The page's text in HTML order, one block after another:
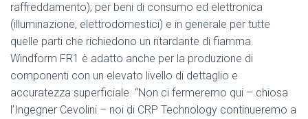
raffreddamento); per beni di consumo ed elettronica
(illuminazione, elettrodomestici) e in generale per tutte
quelle parti che richiedono un ritardante di fiamma.
Windform FR1 è adatto anche per la produzione di
componenti con un elevato livello di dettaglio e
accuratezza superficiale. “Non ci fermeremo qui – chiosa
l’Ingegner Cevolini – noi di CRP Technology continueremo a